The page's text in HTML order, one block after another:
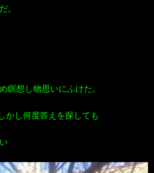
。
瞑想し物思いにふけた。
かし何度答えを探しても